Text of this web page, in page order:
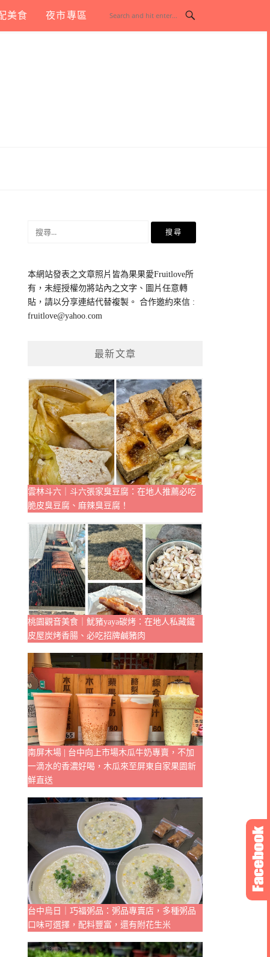
美食 夜市專區
鍵
字:
本網站發表之文章照片皆為果果愛Fruitlove所
有，未經授權勿將站內之文字、圖片任意轉
貼，請以分享連結代替複製。 合作邀約來信 :
fruitlove@yahoo.com
最新文章
雲林斗六｜斗六張家臭豆腐：在地人推薦必吃
脆皮臭豆腐、麻辣臭豆腐！
桃園觀音美食｜魷豬yaya碳烤：在地人私藏鐵
皮屋炭烤香腸、必吃招牌鹹豬肉
南屏木場 | 台中向上市場木瓜牛奶專賣，不加
一滴水的香濃好喝，木瓜來至屏東自家果園新
鮮直送
台中烏日｜巧福粥品：粥品專賣店，多種粥品
口味可選擇，配料豐富，還有附花生米